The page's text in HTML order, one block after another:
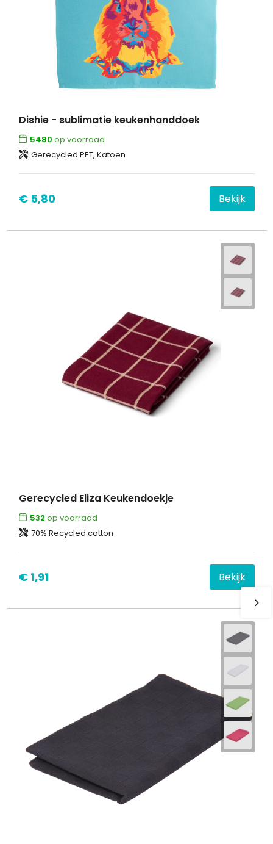
Dishie - sublimatie keukenhanddoek
5480 op voorraad
Gerecycled PET, Katoen
€ 5,80 Bekijk
Gerecycled Eliza Keukendoekje
532 op voorraad
70% Recycled cotton
€ 1,91 Bekijk